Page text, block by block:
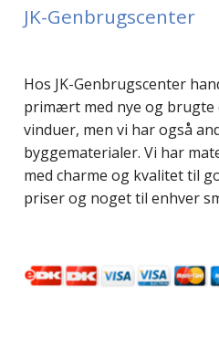
JK-Genbrugscenter
Hos JK-Genbrugscenter
primært med nye og brugte
vinduer, men vi har også
byggematerialer. Vi har
med charme og kvalitet til
priser og noget til enhver